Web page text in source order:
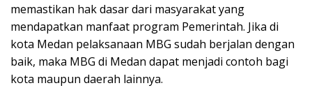
memastikan hak dasar dari masyarakat yang
mendapatkan manfaat program Pemerintah. Jika di
kota Medan pelaksanaan MBG sudah berjalan dengan
baik, maka MBG di Medan dapat menjadi contoh bagi
kota maupun daerah lainnya.